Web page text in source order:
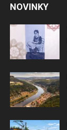
NOVINKY